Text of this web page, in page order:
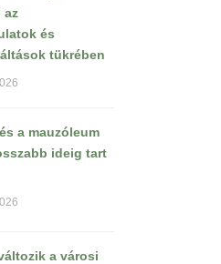
az
és
tükrében
a mauzóleum
ideig tart
a városi